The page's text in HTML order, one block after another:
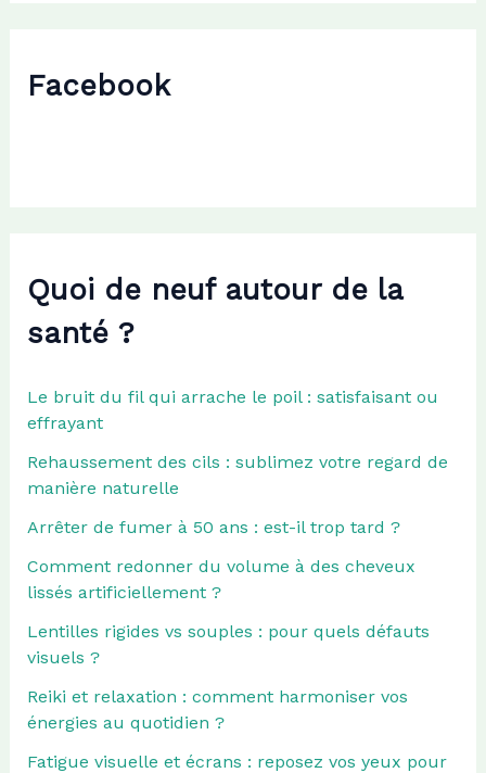
h
Facebook
Quoi de neuf autour de la
santé ?
Le bruit du fil qui arrache le poil : satisfaisant ou
effrayant
Rehaussement des cils : sublimez votre regard de
manière naturelle
Arrêter de fumer à 50 ans : est-il trop tard ?
Comment redonner du volume à des cheveux
lissés artificiellement ?
Lentilles rigides vs souples : pour quels défauts
visuels ?
Reiki et relaxation : comment harmoniser vos
énergies au quotidien ?
Fatigue visuelle et écrans : reposez vos yeux pour